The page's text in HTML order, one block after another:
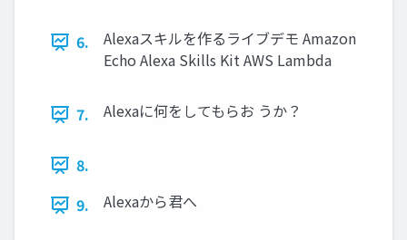
6.
Alexaスキルを作るライブデモ Amazon
Echo Alexa Skills Kit AWS Lambda
7. Alexaに何をしてもらお うか？
8.
9.
Alexaから君へ